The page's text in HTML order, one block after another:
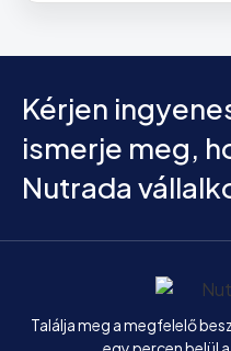
Kérjen
ismerje meg,
Nutrada
Főoldal
Találja meg a megfelelő